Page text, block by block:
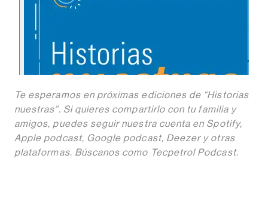
Te esperamos en próximas ediciones de “Historias
nuestras”. Si quieres compartirlo con tu familia y
amigos, puedes seguir nuestra cuenta en Spotify,
Apple podcast, Google podcast, Deezer y otras
plataformas. Búscanos como Tecpetrol Podcast.